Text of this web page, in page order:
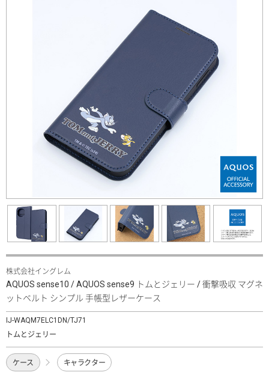
株式会社イングレム
AQUOS sense10 / AQUOS sense9 トムとジェリー / 衝撃吸収 マグネ
ットベルト シンプル 手帳型レザーケース
IJ-WAQM7ELC1DN/TJ71
トムとジェリー
ケース キャラクター